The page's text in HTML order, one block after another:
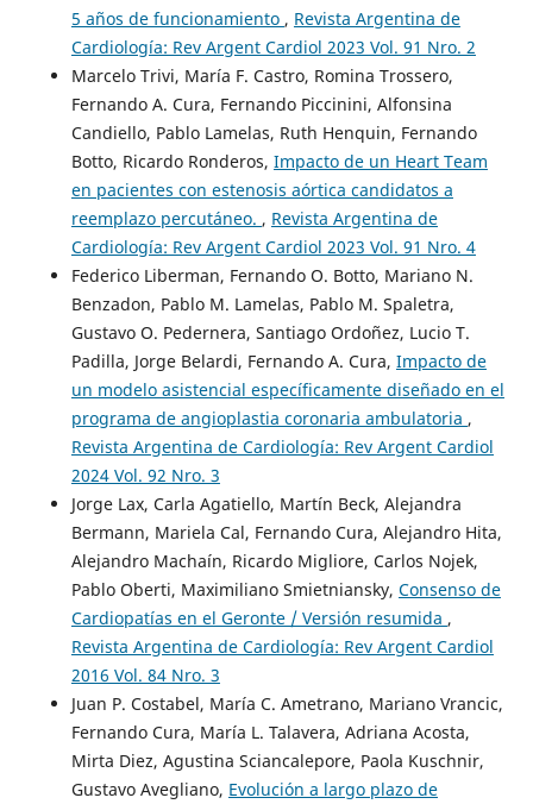
5 años de funcionamiento , Revista Argentina de
Cardiología: Rev Argent Cardiol 2023 Vol. 91 Nro. 2
Marcelo Trivi, María F. Castro, Romina Trossero,
Fernando A. Cura, Fernando Piccinini, Alfonsina
Candiello, Pablo Lamelas, Ruth Henquin, Fernando
Botto, Ricardo Ronderos, Impacto de un Heart Team
en pacientes con estenosis aórtica candidatos a
reemplazo percutáneo. , Revista Argentina de
Cardiología: Rev Argent Cardiol 2023 Vol. 91 Nro. 4
Federico Liberman, Fernando O. Botto, Mariano N.
Benzadon, Pablo M. Lamelas, Pablo M. Spaletra,
Gustavo O. Pedernera, Santiago Ordoñez, Lucio T.
Padilla, Jorge Belardi, Fernando A. Cura, Impacto de
un modelo asistencial específicamente diseñado en el
programa de angioplastia coronaria ambulatoria ,
Revista Argentina de Cardiología: Rev Argent Cardiol
2024 Vol. 92 Nro. 3
Jorge Lax, Carla Agatiello, Martín Beck, Alejandra
Bermann, Mariela Cal, Fernando Cura, Alejandro Hita,
Alejandro Machaín, Ricardo Migliore, Carlos Nojek,
Pablo Oberti, Maximiliano Smietniansky, Consenso de
Cardiopatías en el Geronte / Versión resumida ,
Revista Argentina de Cardiología: Rev Argent Cardiol
2016 Vol. 84 Nro. 3
Juan P. Costabel, María C. Ametrano, Mariano Vrancic,
Fernando Cura, María L. Talavera, Adriana Acosta,
Mirta Diez, Agustina Sciancalepore, Paola Kuschnir,
Gustavo Avegliano, Evolución a largo plazo de